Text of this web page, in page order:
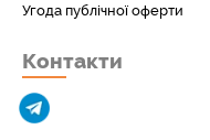
Угода публічної оферти
Контакти